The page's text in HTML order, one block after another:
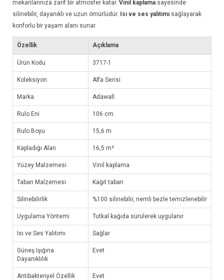
mekanlarınıza zarif bir atmosfer katar. Vinil kaplama sayesinde
silinebilir, dayanıklı ve uzun ömürlüdür. Isı ve ses yalıtımı sağlayarak
konforlu bir yaşam alanı sunar.
Özellik Açıklama
Ürün Kodu 3717-1
Koleksiyon Alfa Serisi
Marka Adawall
Rulo Eni 106 cm
Rulo Boyu 15,6 m
Kapladığı Alan 16,5 m²
Yüzey Malzemesi Vinil kaplama
Taban Malzemesi Kağıt taban
Silinebilirlik %100 silinebilir, nemli bezle temizlenebilir
Uygulama Yöntemi Tutkal kağıda sürülerek uygulanır
Isı ve Ses Yalıtımı Sağlar
Güneş Işığına
Dayanıklılık
Evet
Antibakteriyel Özellik Evet